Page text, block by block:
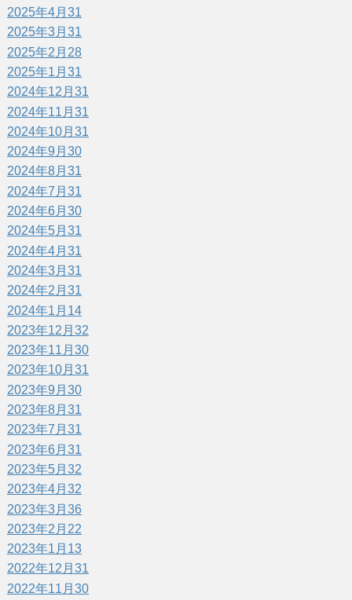
2025年4月 31
2025年3月 31
2025年2月 28
2025年1月 31
2024年12月 31
2024年11月 31
2024年10月 31
2024年9月 30
2024年8月 31
2024年7月 31
2024年6月 30
2024年5月 31
2024年4月 31
2024年3月 31
2024年2月 31
2024年1月 14
2023年12月 32
2023年11月 30
2023年10月 31
2023年9月 30
2023年8月 31
2023年7月 31
2023年6月 31
2023年5月 32
2023年4月 32
2023年3月 36
2023年2月 22
2023年1月 13
2022年12月 31
2022年11月 30